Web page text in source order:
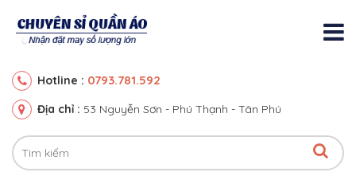
Hotline : 0793.781.592
Địa chỉ : 53 Nguyễn Sơn - Phú Thạnh - Tân Phú